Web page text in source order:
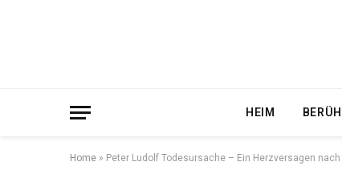
HEIM
Home » Peter Ludolf Todesursache – Ein Herzversagen